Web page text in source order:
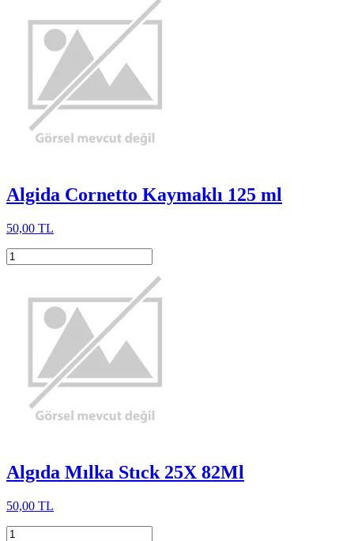
Algida Cornetto Kaymaklı 125 ml
50,00 TL
Algıda Mılka Stıck 25X 82Ml
50,00 TL